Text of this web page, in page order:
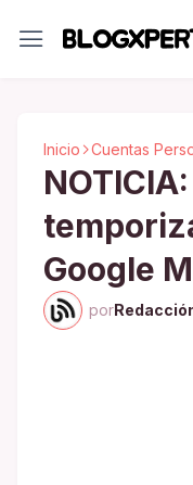
Inicio Cuentas
Google
por